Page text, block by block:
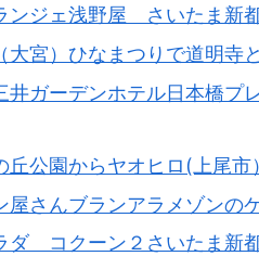
ジェ浅野屋 さいたま新都
宮）ひなまつりで道明寺
井ガーデンホテル日本橋プ
丘公園からヤオヒロ(上尾
屋さんブランアラメゾンの
ダ コクーン２さいたま新